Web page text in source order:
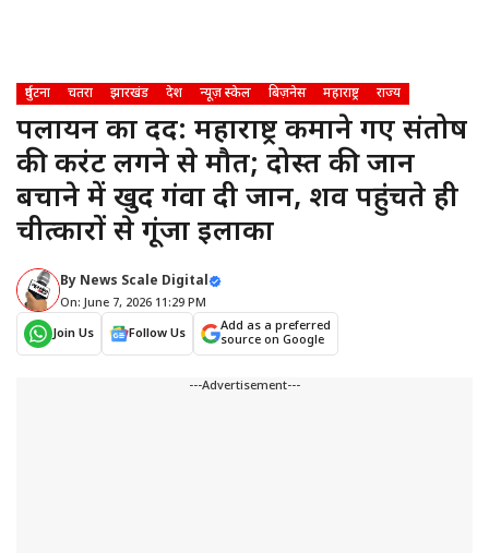
दुर्घटना चतरा झारखंड देश न्यूज़ स्केल बिज़नेस महाराष्ट्र राज्य
पलायन का दर्द: महाराष्ट्र कमाने गए संतोष
की करंट लगने से मौत; दोस्त की जान
बचाने में खुद गंवा दी जान, शव पहुंचते ही
चीत्कारों से गूंजा इलाका
By News Scale Digital
On: June 7, 2026 11:29 PM
Join Us
Follow Us
Add as a preferred
source on Google
---Advertisement---